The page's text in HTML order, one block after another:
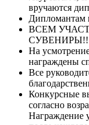
вручаются
Дипломантам
ВСЕМ
На
награждены
Все
Конкурсные
согласно
Награждение